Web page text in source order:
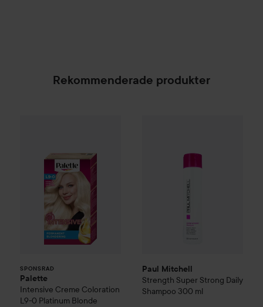
Rekommenderade produkter
SPONSRAD
Palette
Intensive Creme Coloration
L9-0 Platinum Blonde
Paul Mitchell
Strength Super Strong Daily
Shampoo 300 ml